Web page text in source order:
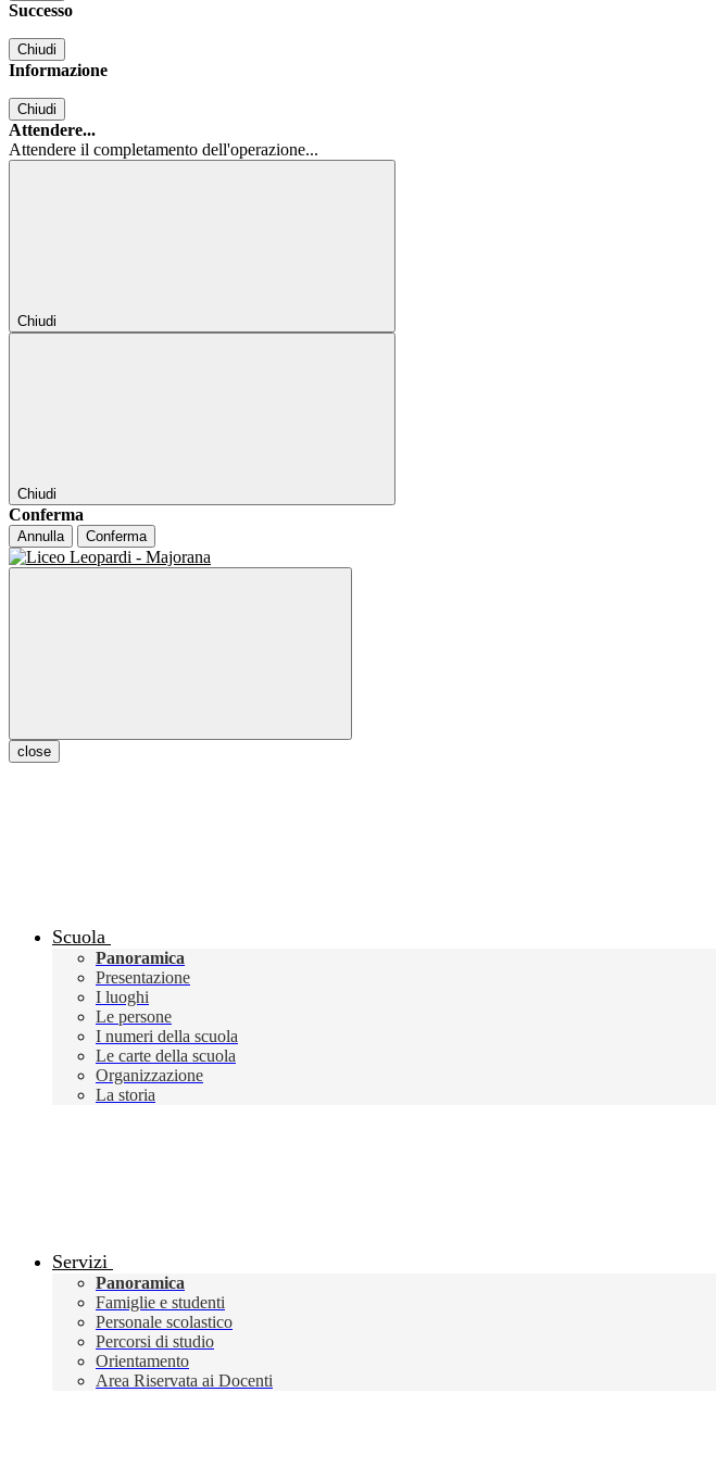
Successo
Chiudi
Informazione
Chiudi
Attendere...
Attendere il completamento dell'operazione...
Chiudi
Chiudi
Conferma
Annulla Conferma
close
Scuola
Panoramica
Presentazione
I luoghi
Le persone
I numeri della scuola
Le carte della scuola
Organizzazione
La storia
Servizi
Panoramica
Famiglie e studenti
Personale scolastico
Percorsi di studio
Orientamento
Area Riservata ai Docenti